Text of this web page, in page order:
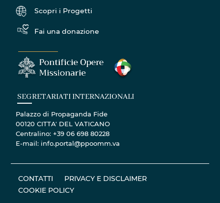
Scopri i Progetti
Fai una donazione
SEGRETARIATI INTERNAZIONALI
Palazzo di Propaganda Fide
00120 CITTA' DEL VATICANO
Centralino: +39 06 698 80228
E-mail: info.portal@ppoomm.va
CONTATTI
PRIVACY E DISCLAIMER
COOKIE POLICY